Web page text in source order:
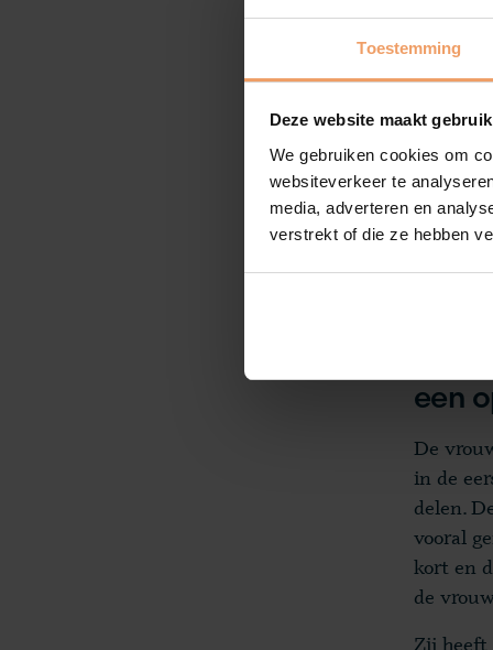
Toestemming
Deze website maakt
We gebruiken cookies om
websiteverkeer te
media, adverteren en
verstrekt of die ze hebben
Er
Als
elkaar
en na
een
een
De
in de
delen.
vooral
kort en
de
Zij heeft